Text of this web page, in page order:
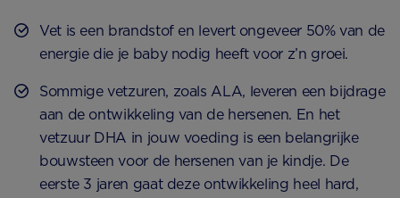
Vet is een brandstof en levert ongeveer 50% van de
energie die je baby nodig heeft voor z’n groei.
Sommige vetzuren, zoals ALA, leveren een bijdrage
aan de ontwikkeling van de hersenen. En het
vetzuur DHA in jouw voeding is een belangrijke
bouwsteen voor de hersenen van je kindje. De
eerste 3 jaren gaat deze ontwikkeling heel hard,